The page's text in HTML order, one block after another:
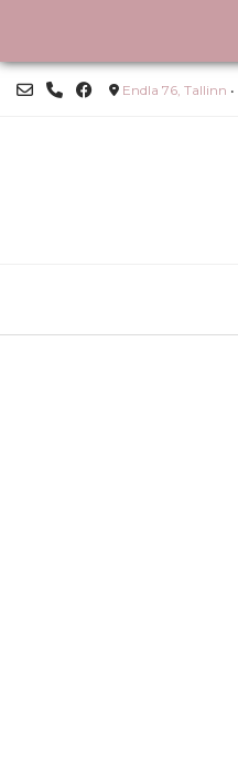
Skip
Endla 76, Tallinn •